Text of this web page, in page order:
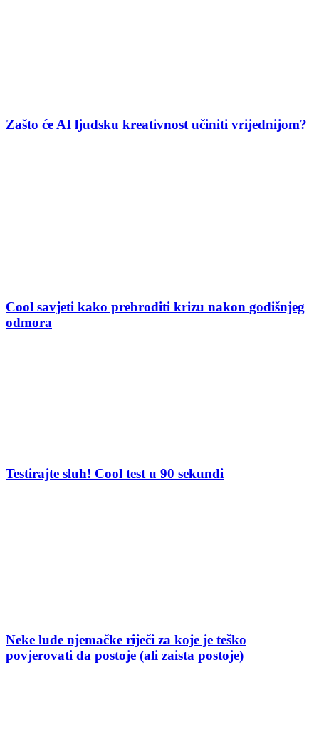
Zašto će AI ljudsku kreativnost učiniti vrijednijom?
Cool savjeti kako prebroditi krizu nakon godišnjeg
odmora
Testirajte sluh! Cool test u 90 sekundi
Neke lude njemačke riječi za koje je teško
povjerovati da postoje (ali zaista postoje)